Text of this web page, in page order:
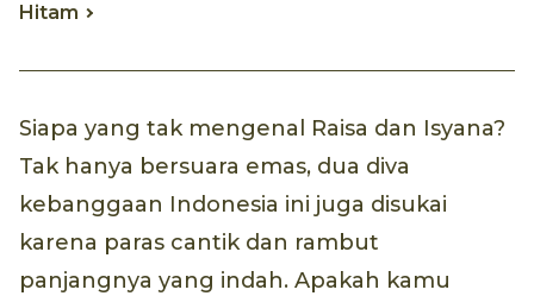
Hitam
Siapa yang tak mengenal Raisa dan Isyana?
Tak hanya bersuara emas, dua diva
kebanggaan Indonesia ini juga disukai
karena paras cantik dan rambut
panjangnya yang indah. Apakah kamu